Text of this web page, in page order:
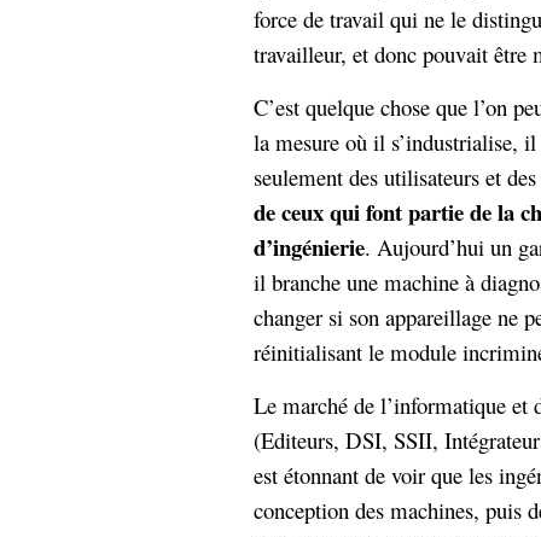
force de travail qui ne le
travailleur, et donc pouvait être
C’est quelque chose que l’on
la mesure où il s’industrialise,
seulement des utilisateurs et
de ceux qui font partie de la
d’ingénierie. Aujourd’hui un
il branche une machine à
changer si son appareillage ne
réinitialisant le module
Le marché de l’informatique et
(Editeurs, DSI, SSII,
est étonnant de voir que les
conception des machines, puis